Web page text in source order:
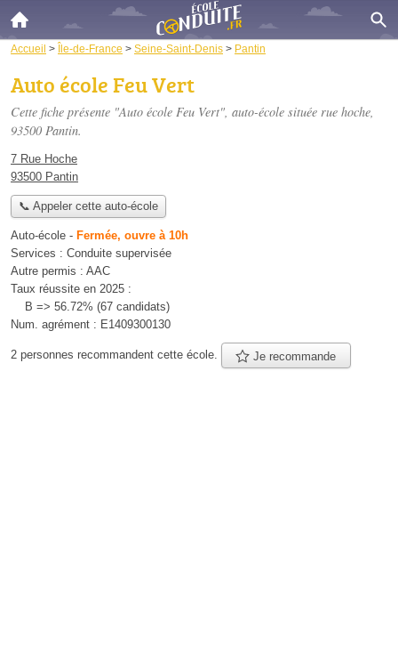
Accueil > Île-de-France > Seine-Saint-Denis > Pantin
Auto école Feu Vert
Cette fiche présente "Auto école Feu Vert", auto-école située rue hoche,
93500 Pantin.
7 Rue Hoche
93500 Pantin
📞 Appeler cette auto-école
Auto-école - Fermée, ouvre à 10h
Services : Conduite supervisée
Autre permis : AAC
Taux réussite en 2025 :
B => 56.72% (67 candidats)
Num. agrément : E1409300130
2 personnes recommandent cette école. Je recommande